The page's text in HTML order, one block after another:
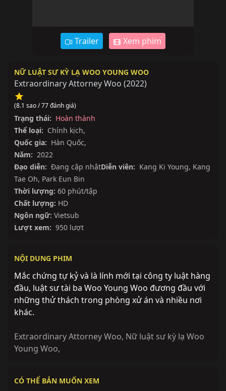
Trailer Xem phim
NỮ LUẬT SƯ KỲ LẠ WOO YOUNG WOO
Extraordinary Attorney Woo (2022)
(8.1 sao / 77 đánh giá)
Trạng thái: Hoàn thành
Thể loại: Chính kịch,
Quốc gia: Hàn Quốc,
Năm: 2022
Đạo diễn: Đang cập nhậtDiễn viên: Kang Ki Young, Kang
Tae Oh, Park Eun Bin
Thời lượng: 60 phút/tập
Chất lượng: HD
Ngôn ngữ: Vietsub
Lượt xem: 950 lượt
NỘI DUNG PHIM
Mắc chứng tự kỷ và là lính mới tại công ty luật hàng
đầu, luật sư tài ba Woo Young Woo đương đầu với
những thử thách trong phòng xử án và nhiều nơi
khác.
Extraordinary Attorney Woo, Nữ luật sư kỳ lạ Woo
Young Woo,
CÓ THỂ BẢN MUỐN XEM